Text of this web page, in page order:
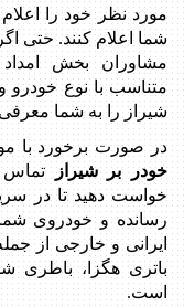
مورد نظر خود را اعلام
شما اعلام کنند. حتی
مشاوران بخش امداد
متناسب با نوع خودرو
شیراز را به شما معرفی
در صورت برخورد با
خودر بر شیراز تماس
خواست دهید تا در
رسانده و خودروی شما
ایرانی و خارجی از
باتری هگزا، باطری
است.